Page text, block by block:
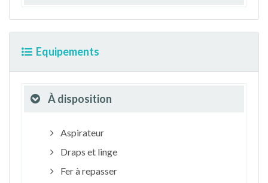
Equipements
À disposition
Aspirateur
Draps et linge
Fer à repasser